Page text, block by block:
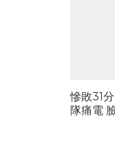
慘敗31
隊痛電